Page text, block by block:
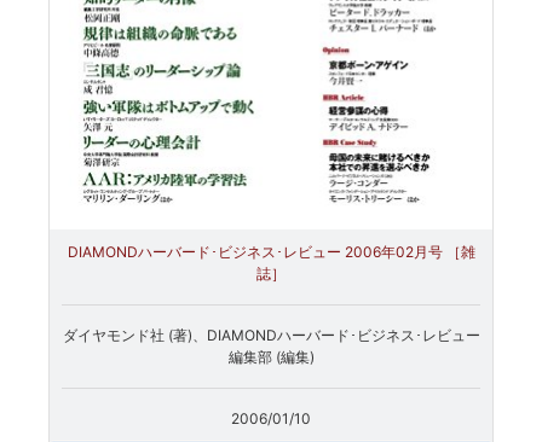
DIAMONDハーバード･ビジネス･レビュー 2006年02月号 ［雑
誌］
ダイヤモンド社 (著)、DIAMONDハーバード･ビジネス･レビュー
編集部 (編集)
2006/01/10